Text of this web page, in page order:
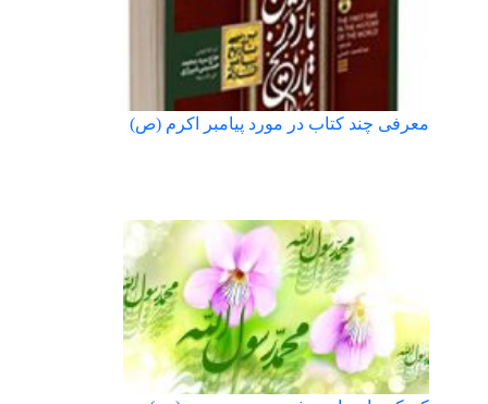
معرفی چند کتاب در مورد پیامبر اکرم (ص)